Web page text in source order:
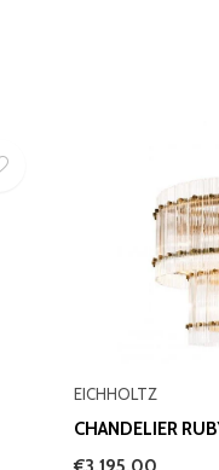
EICHHOLTZ
CHANDELIER